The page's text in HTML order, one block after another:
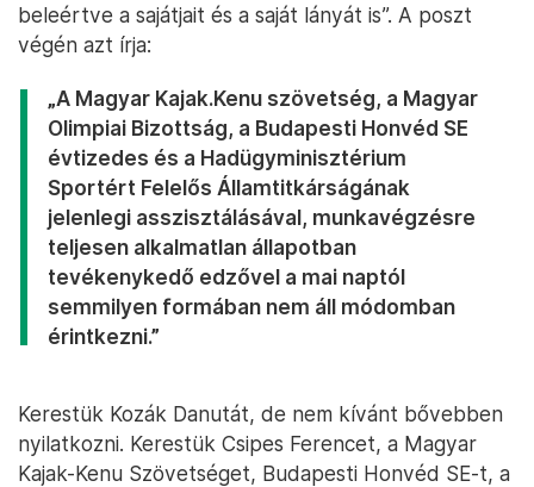
beleértve a sajátjait és a saját lányát is”. A poszt
végén azt írja:
„A Magyar Kajak.Kenu szövetség, a Magyar
Olimpiai Bizottság, a Budapesti Honvéd SE
évtizedes és a Hadügyminisztérium
Sportért Felelős Államtitkárságának
jelenlegi asszisztálásával, munkavégzésre
teljesen alkalmatlan állapotban
tevékenykedő edzővel a mai naptól
semmilyen formában nem áll módomban
érintkezni.”
Kerestük Kozák Danutát, de nem kívánt bővebben
nyilatkozni. Kerestük Csipes Ferencet, a Magyar
Kajak-Kenu Szövetséget, Budapesti Honvéd SE-t, a